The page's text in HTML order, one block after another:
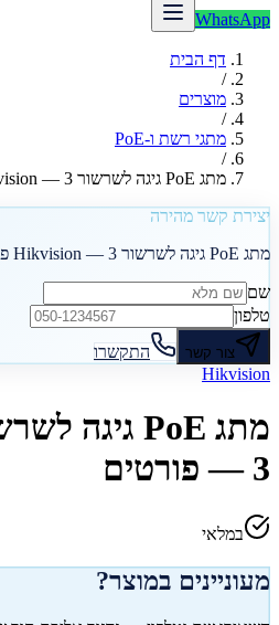
WhatsApp
דף הבית
/
מוצרים
/
מתגי רשת ו-PoE
/
מתג PoE גיגה לשרשור Hikvision — 3 פורטים
יצירת קשר מהירה
מתג PoE גיגה לשרשור Hikvision — 3 פורטים
שם
טלפון
צור קשר
התקשרו
Hikvision
— 3 פורטים
במלאי
מעוניינים במוצר?